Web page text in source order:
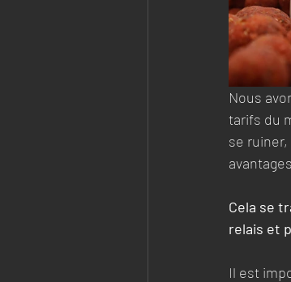
Nous
tarifs du
se
Cela se
relais et
Il est